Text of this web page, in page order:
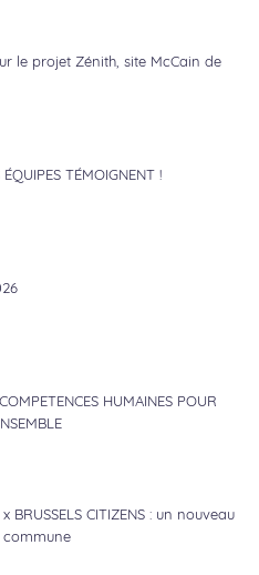
le projet Zénith, site McCain de
TÉMOIGNENT !
HUMAINES POUR
BRUSSELS CITIZENS : un nouveau
commune